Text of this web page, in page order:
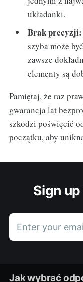
układanki.
Brak precyzji:
szyba może
zawsze
elementy są
Pamiętaj, że raz
gwarancja lat
szkodzi poświęcić
początku, aby
Sign
Enter your
Jak wybrać